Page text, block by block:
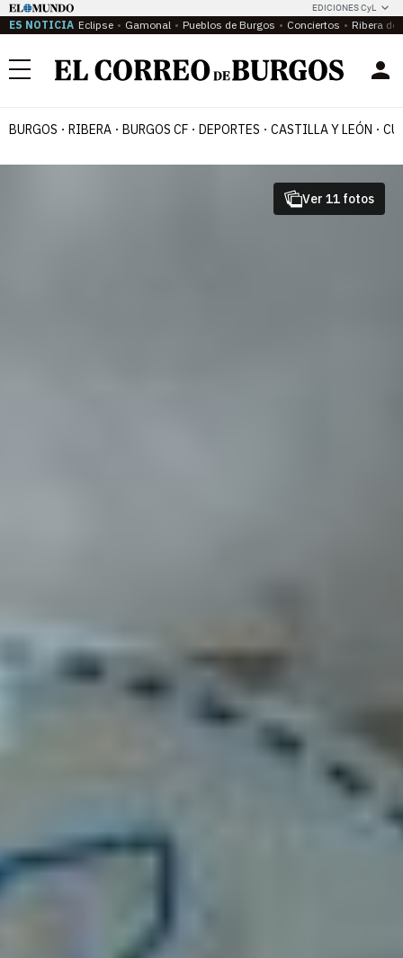
EDICIONES CyL
ES NOTICIA Eclipse Gamonal Pueblos de Burgos Conciertos Ribera del
Menú
BURGOS RIBERA BURGOS CF DEPORTES CASTILLA Y LEÓN
Ver 11 fotos